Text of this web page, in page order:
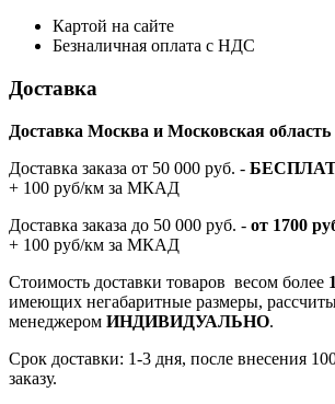
Картой на сайте
Безналичная оплата с НДС
Доставка
Доставка Москва и Московская область
Доставка заказа от 50 000 руб. -
+ 100 руб/км за МКАД
Доставка заказа до 50 000 руб. - от 1700
+ 100 руб/км за МКАД
Стоимость доставки товаров весом более
имеющих негабаритные размеры,
менеджером ИНДИВИДУАЛЬНО.
Срок доставки: 1-3 дня, после внесения
заказу.